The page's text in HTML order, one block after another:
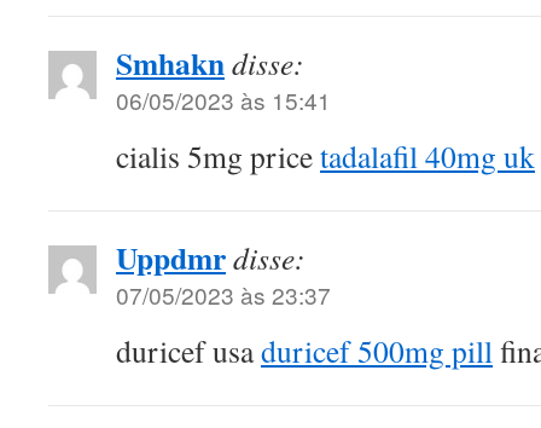
Smhakndisse:
06/05/2023 às 15:41
cialis 5mg pricetadalafil 40mg uk
Uppdmrdisse:
07/05/2023 às 23:37
duricef usaduricef 500mg pill